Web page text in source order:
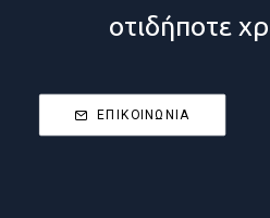
οτιδήποτε
ΕΠΙΚΟΙΝΩΝΙΑ